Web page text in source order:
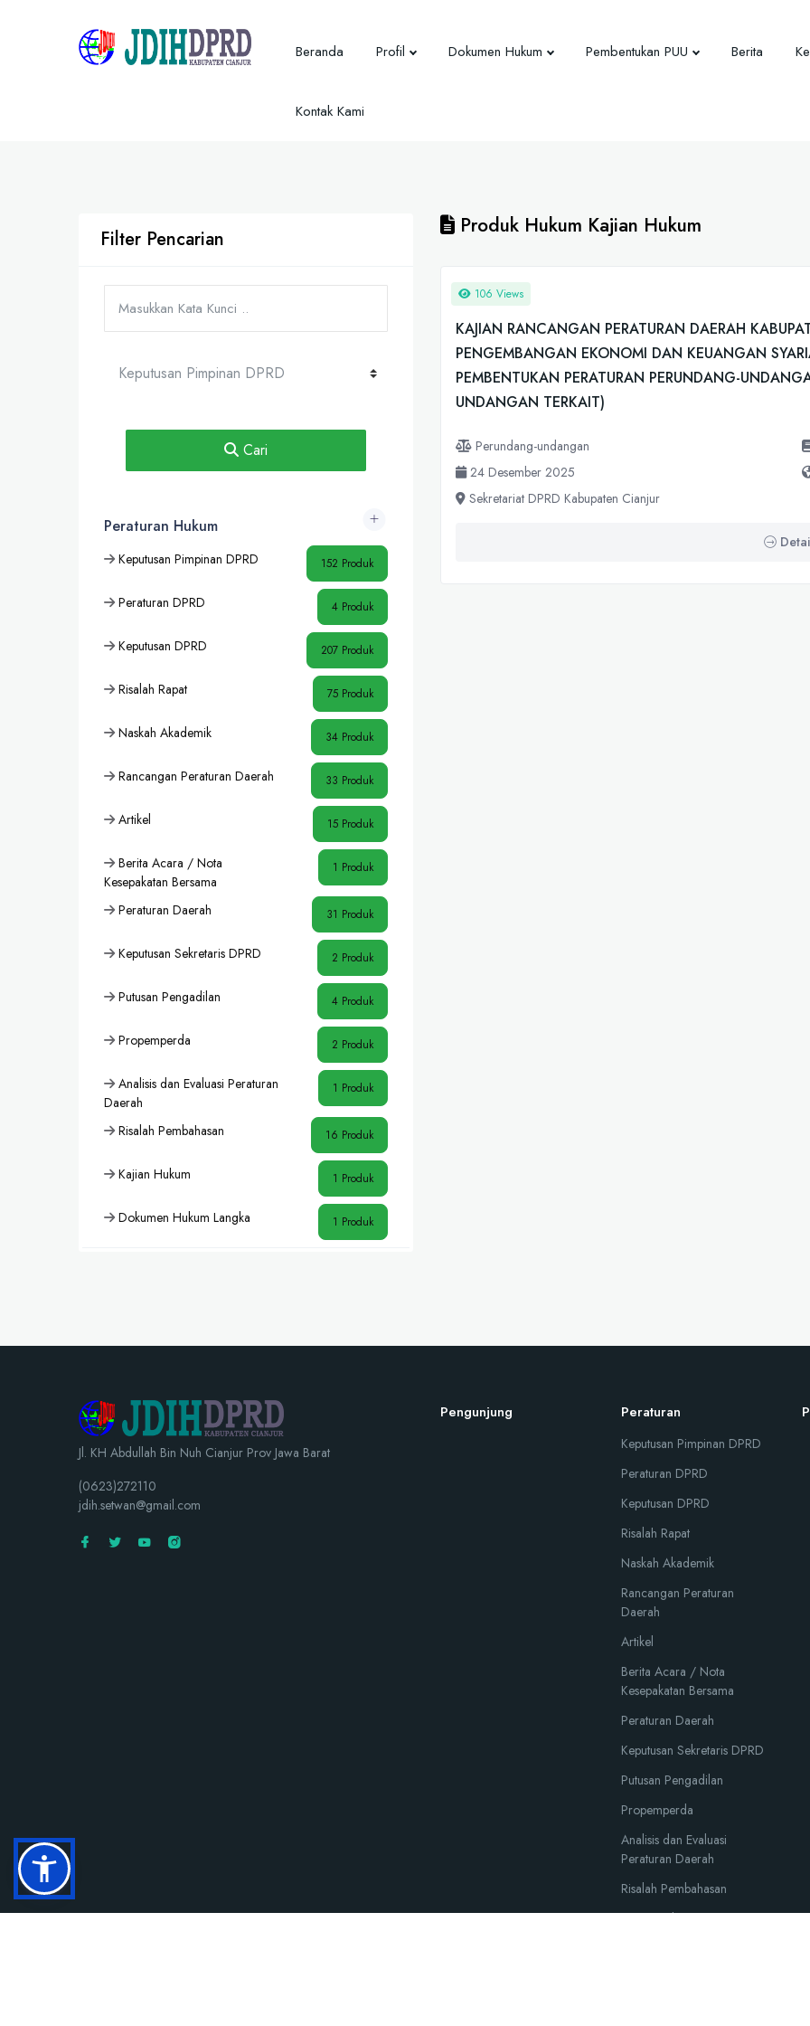
Beranda Profil Dokumen Hukum Pembentukan PUU Berita
Kontak Kami
Filter Pencarian
Cari
Peraturan Hukum
Keputusan Pimpinan DPRD 152 Produk
Peraturan DPRD 4 Produk
Keputusan DPRD 207 Produk
Risalah Rapat 75 Produk
Naskah Akademik 34 Produk
Rancangan Peraturan Daerah 33 Produk
Artikel 15 Produk
Berita Acara / Nota
Kesepakatan Bersama
1 Produk
Peraturan Daerah 31 Produk
Keputusan Sekretaris DPRD 2 Produk
Putusan Pengadilan 4 Produk
Propemperda 2 Produk
Analisis dan Evaluasi Peraturan
Daerah
1 Produk
Risalah Pembahasan 16 Produk
Kajian Hukum 1 Produk
Dokumen Hukum Langka 1 Produk
Produk Hukum Kajian Hukum
106 Views
KAJIAN RANCANGAN PERATURAN DAERAH
PENGEMBANGAN EKONOMI DAN KEUANGAN
PEMBENTUKAN PERATURAN PERUNDANG-
UNDANGAN TERKAIT)
Perundang-undangan
24 Desember 2025
Sekretariat DPRD Kabupaten Cianjur
Jl. KH Abdullah Bin Nuh Cianjur Prov Jawa Barat
(0623)272110
jdih.setwan@gmail.com
Pengunjung Peraturan
Keputusan Pimpinan DPRD
Peraturan DPRD
Keputusan DPRD
Risalah Rapat
Naskah Akademik
Rancangan Peraturan
Daerah
Artikel
Berita Acara / Nota
Kesepakatan Bersama
Peraturan Daerah
Keputusan Sekretaris DPRD
Putusan Pengadilan
Propemperda
Analisis dan Evaluasi
Peraturan Daerah
Risalah Pembahasan
Kajian Hukum